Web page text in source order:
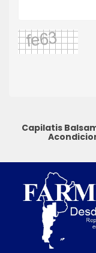
Capilatis